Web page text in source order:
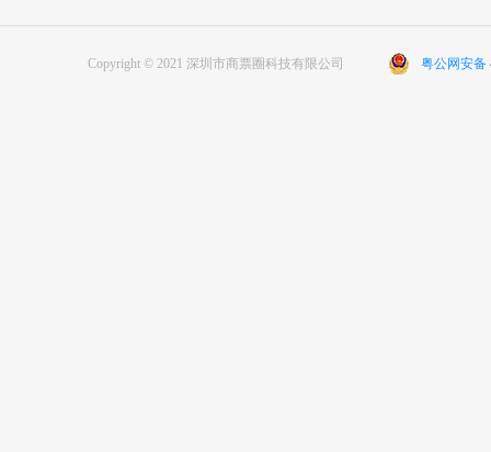
Copyright © 2021 深圳市商票圈科技有限公司 粤公网安备